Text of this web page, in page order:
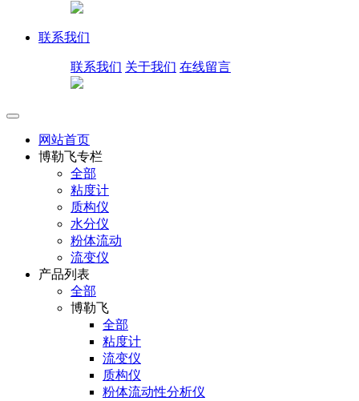
联系我们
联系我们 关于我们 在线留言
网站首页
博勒飞专栏
全部
粘度计
质构仪
水分仪
粉体流动
流变仪
产品列表
全部
博勒飞
全部
粘度计
流变仪
质构仪
粉体流动性分析仪